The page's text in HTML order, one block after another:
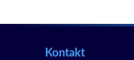
Kontakt